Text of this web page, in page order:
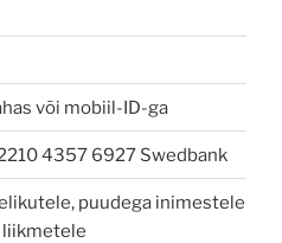
või mobiil-ID-ga
4357 6927 Swedbank
puudega inimestele
liikmetele